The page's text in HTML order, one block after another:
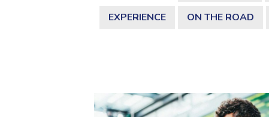
EXPERIENCE ON THE ROAD